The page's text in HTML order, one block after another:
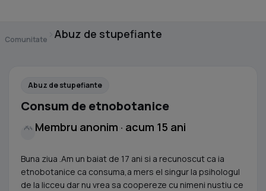
Comunitate Abuz de stupefiante
Abuz de stupefiante
Consum de etnobotanice
Membru anonim · acum 15 ani
Buna ziua .Am un baiat de 17 ani si a recunoscut ca ia
etnobotanice ca consuma,a mers el singur la psihologul
de la licceu dar nu vrea sa coopereze cu nimeni nustiu ce